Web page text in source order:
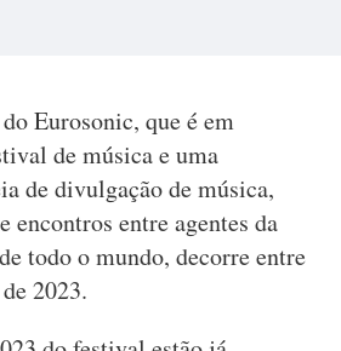
Eurosonic, que é em
de música e uma
de divulgação de música,
encontros entre agentes da
todo o mundo, decorre entre
2023.